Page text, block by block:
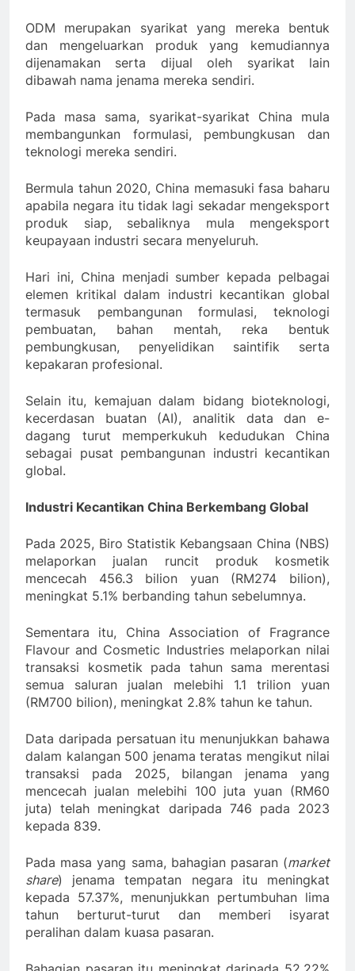
ODM merupakan syarikat yang mereka bentuk
dan mengeluarkan produk yang kemudiannya
dijenamakan serta dijual oleh syarikat lain
dibawah nama jenama mereka sendiri.
Pada masa sama, syarikat-syarikat China mula
membangunkan formulasi, pembungkusan dan
teknologi mereka sendiri.
Bermula tahun 2020, China memasuki fasa baharu
apabila negara itu tidak lagi sekadar mengeksport
produk siap, sebaliknya mula mengeksport
keupayaan industri secara menyeluruh.
Hari ini, China menjadi sumber kepada pelbagai
elemen kritikal dalam industri kecantikan global
termasuk pembangunan formulasi, teknologi
pembuatan, bahan mentah, reka bentuk
pembungkusan, penyelidikan saintifik serta
kepakaran profesional.
Selain itu, kemajuan dalam bidang bioteknologi,
kecerdasan buatan (AI), analitik data dan e-
dagang turut memperkukuh kedudukan China
sebagai pusat pembangunan industri kecantikan
global.
Industri Kecantikan China Berkembang Global
Pada 2025, Biro Statistik Kebangsaan China (NBS)
melaporkan jualan runcit produk kosmetik
mencecah 456.3 bilion yuan (RM274 bilion),
meningkat 5.1% berbanding tahun sebelumnya.
Sementara itu, China Association of Fragrance
Flavour and Cosmetic Industries melaporkan nilai
transaksi kosmetik pada tahun sama merentasi
semua saluran jualan melebihi 1.1 trilion yuan
(RM700 bilion), meningkat 2.8% tahun ke tahun.
Data daripada persatuan itu menunjukkan bahawa
dalam kalangan 500 jenama teratas mengikut nilai
transaksi pada 2025, bilangan jenama yang
mencecah jualan melebihi 100 juta yuan (RM60
juta) telah meningkat daripada 746 pada 2023
kepada 839.
Pada masa yang sama, bahagian pasaran (market
share) jenama tempatan negara itu meningkat
kepada 57.37%, menunjukkan pertumbuhan lima
tahun berturut-turut dan memberi isyarat
peralihan dalam kuasa pasaran.